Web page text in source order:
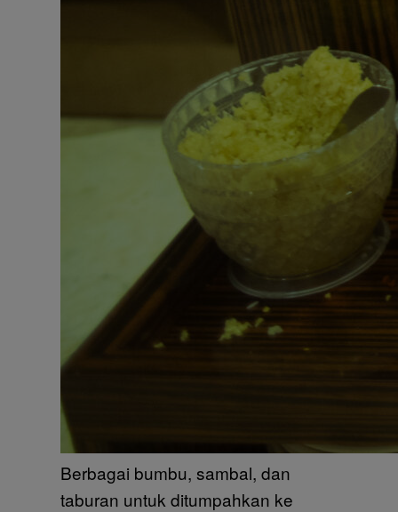
Berbagai bumbu, sambal, dan
taburan untuk ditumpahkan ke